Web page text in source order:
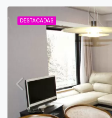
DESTACADAS